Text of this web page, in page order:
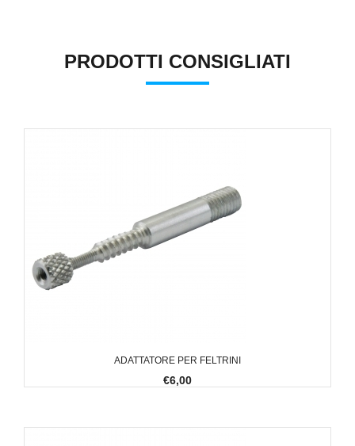
PRODOTTI CONSIGLIATI
ADATTATORE PER FELTRINI
€6,00